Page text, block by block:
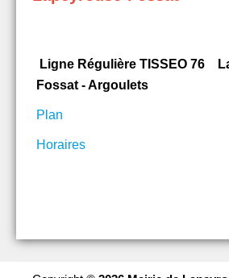
Ligne Régulière TISSEO 76
Fossat - Argoulets
Plan
Horaires